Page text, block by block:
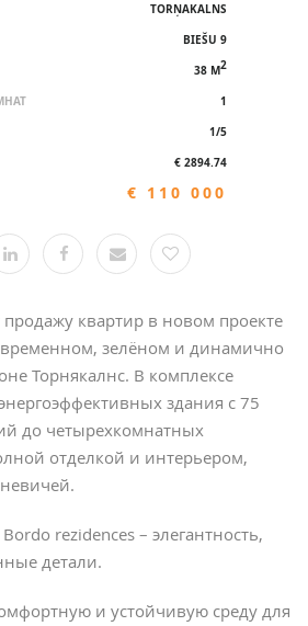
TORŅAKALNS
BIEŠU 9
38 M2
1
1/5
€ 2894.74
€ 110 000
продажу квартир в новом проекте
зелёном и динамично
Торнякалнс. В комплексе
здания с 75
до четырехкомнатных
отделкой и интерьером,
rezidences – элегантность,
детали.
и устойчивую среду для